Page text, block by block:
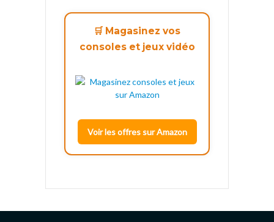
🛒 Magasinez vos
consoles et jeux vidéo
Voir les offres sur Amazon